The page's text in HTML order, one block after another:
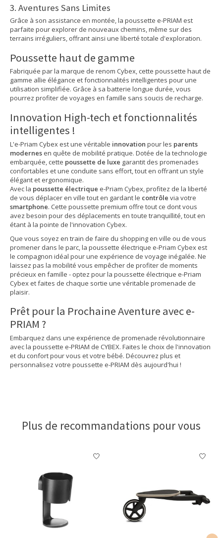
3. Aventures Sans Limites
Grâce à son assistance en montée, la poussette e-PRIAM est
parfaite pour explorer de nouveaux chemins, même sur des
terrains irréguliers, offrant ainsi une liberté totale d'exploration.
Poussette haut de gamme
Fabriquée par la marque de renom Cybex, cette poussette haut de
gamme allie élégance et fonctionnalités intelligentes pour une
utilisation simplifiée. Grâce à sa batterie longue durée, vous
pourrez profiter de voyages en famille sans soucis de recharge.
Innovation High-tech et fonctionnalités
intelligentes !
L'e-Priam Cybex est une véritable innovation pour les parents
modernes en quête de mobilité pratique. Dotée de la technologie
embarquée, cette poussette de luxe garantit des promenades
confortables et une conduite sans effort, tout en offrant un style
élégant et ergonomique.
Avec la poussette électrique e-Priam Cybex, profitez de la liberté
de vous déplacer en ville tout en gardant le contrôle via votre
smartphone. Cette poussette premium offre tout ce dont vous
avez besoin pour des déplacements en toute tranquillité, tout en
étant à la pointe de l'innovation Cybex.
Que vous soyez en train de faire du shopping en ville ou de vous
promener dans le parc, la poussette électrique e-Priam Cybex est
le compagnon idéal pour une expérience de voyage inégalée. Ne
laissez pas la mobilité vous empêcher de profiter de moments
précieux en famille - optez pour la poussette électrique e-Priam
Cybex et faites de chaque sortie une véritable promenade de
plaisir.
Prêt pour la Prochaine Aventure avec e-
PRIAM ?
Embarquez dans une expérience de promenade révolutionnaire
avec la poussette e-PRIAM de CYBEX. Faites le choix de l'innovation
et du confort pour vous et votre bébé. Découvrez plus et
personnalisez votre poussette e-PRIAM dès aujourd'hui !
Plus de recommandations pour vous
Articles du carrousel de produits